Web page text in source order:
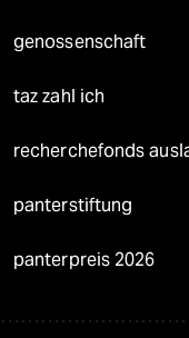
genossenschaft
taz zahl ich
recherchefonds
panterstiftung
panterpreis 2026